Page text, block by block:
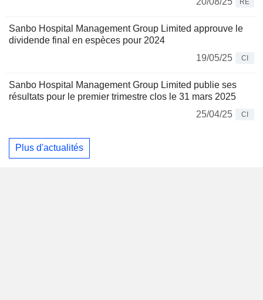
Sanbo Hospital Management Group Limited approuve le
dividende final en espèces pour 2024
19/05/25
CI
Sanbo Hospital Management Group Limited publie ses
résultats pour le premier trimestre clos le 31 mars 2025
25/04/25
CI
Plus d'actualités